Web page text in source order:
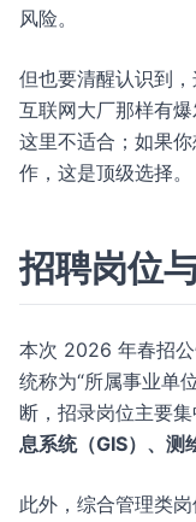
风险。
但也要清醒认识到
互联网大厂那样有
这里不适合；如果
作，这是顶级选择。
招聘岗位
本次 2026 年春招
统称为“所属事业单
断，招录岗位主要集
息系统（GIS）、测
此外，综合管理类